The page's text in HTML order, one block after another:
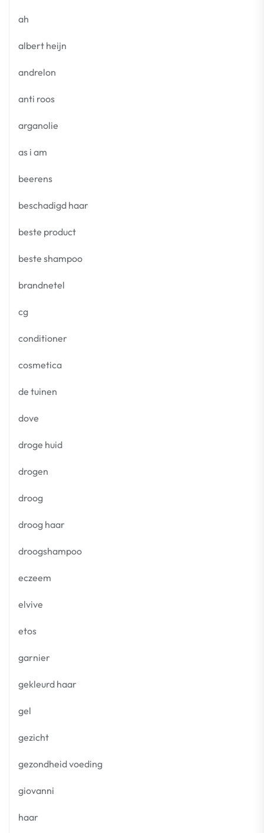
ah
albert heijn
andrelon
anti roos
arganolie
as i am
beerens
beschadigd haar
beste product
beste shampoo
brandnetel
cg
conditioner
cosmetica
de tuinen
dove
droge huid
drogen
droog
droog haar
droogshampoo
eczeem
elvive
etos
garnier
gekleurd haar
gel
gezicht
gezondheid voeding
giovanni
haar